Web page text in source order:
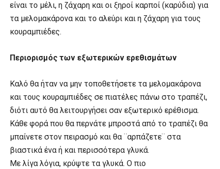
είναι το μέλι, η ζάχαρη και οι ξηροί καρποί (καρύδια) για
τα μελομακάρονα και το αλεύρι και η ζάχαρη για τους
κουραμπιέδες.
Περιορισμός των εξωτερικών ερεθισμάτων
Kαλό θα ήταν να μην τοποθετήσετε τα μελομακάρονα
και τους κουραμπιέδες σε πιατέλες πάνω στο τραπέζι,
διότι αυτό θα λειτουργήσει σαν εξωτερικό ερέθισμα.
Κάθε φορά που θα περνάτε μπροστά από το τραπέζι θα
μπαίνετε στον πειρασμό και θα ¨αρπάζετε¨ στα
βιαστικά ένα ή και περισσότερα γλυκά.
Με λίγα λόγια, κρύψτε τα γλυκά. Ο πιο